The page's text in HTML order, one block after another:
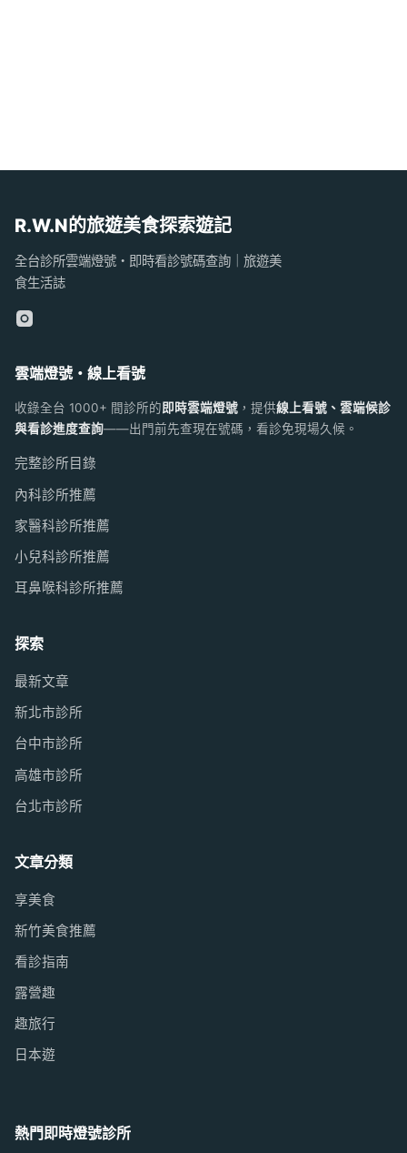
R.W.N的旅遊美食探索遊記
全台診所雲端燈號・即時看診號碼查詢｜旅遊美
食生活誌
雲端燈號・線上看號
收錄全台 1000+ 間診所的即時雲端燈號 ，提供線上看號、雲端候診
與看診進度查詢——出門前先查現在號碼，看診免現場久候。
完整診所目錄
內科診所推薦
家醫科診所推薦
小兒科診所推薦
耳鼻喉科診所推薦
探索
最新文章
新北市診所
台中市診所
高雄市診所
台北市診所
文章分類
享美食
新竹美食推薦
看診指南
露營趣
趣旅行
日本遊
熱門即時燈號診所